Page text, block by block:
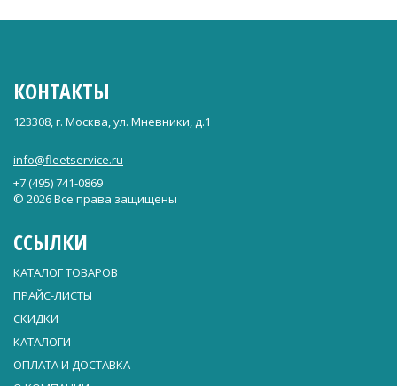
КОНТАКТЫ
123308, г. Москва, ул. Мневники, д.1
info@fleetservice.ru
+7 (495) 741-0869
© 2026 Все права защищены
ССЫЛКИ
КАТАЛОГ ТОВАРОВ
ПРАЙС-ЛИСТЫ
СКИДКИ
КАТАЛОГИ
ОПЛАТА И ДОСТАВКА